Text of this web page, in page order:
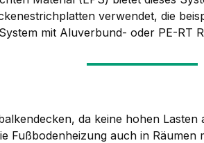
verwendet, die
mit Aluverbund- oder PE-RT
da keine hohen Lasten
Fußbodenheizung auch in Räumen